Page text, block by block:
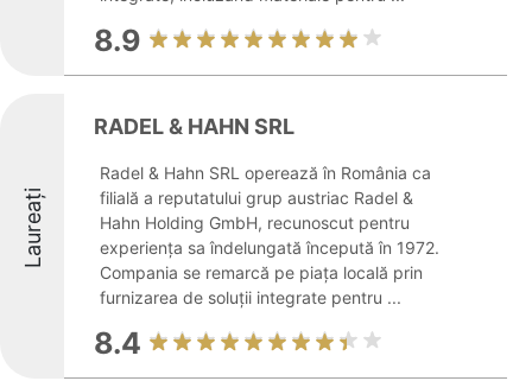
8.9
Laureați
RADEL & HAHN SRL
Radel & Hahn SRL operează în România ca
filială a reputatului grup austriac Radel &
Hahn Holding GmbH, recunoscut pentru
experiența sa îndelungată începută în 1972.
Compania se remarcă pe piața locală prin
furnizarea de soluții integrate pentru ...
8.4